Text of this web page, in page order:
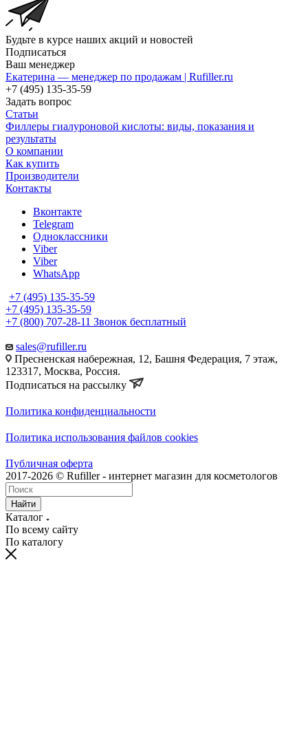
Будьте в курсе наших акций и новостей
Подписаться
Ваш менеджер
Екатерина — менеджер по продажам | Rufiller.ru
+7 (495) 135-35-59
Задать вопрос
Статьи
Филлеры гиалуроновой кислоты: виды, показания и
результаты
О компании
Как купить
Производители
Контакты
Вконтакте
Telegram
Одноклассники
Viber
Viber
WhatsApp
+7 (495) 135-35-59
+7 (495) 135-35-59
+7 (800) 707-28-11 Звонок бесплатный
sales@rufiller.ru
Пресненская набережная, 12, Башня Федерация, 7 этаж,
123317, Москва, Россия.
Подписаться на рассылку
Политика конфиденциальности
Политика использования файлов cookies
Публичная оферта
2017-2026 © Rufiller - интернет магазин для косметологов
Найти
Каталог
По всему сайту
По каталогу